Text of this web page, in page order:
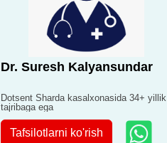
Dr. Suresh Kalyansundar
Dotsent Sharda kasalxonasida 34+ yillik
tajribaga ega
Tafsilotlarni ko'rish